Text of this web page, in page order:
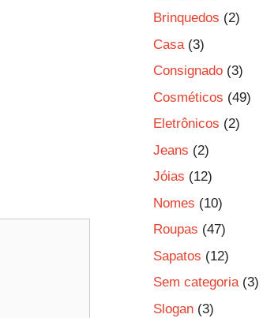
Brinquedos (2)
Casa (3)
Consignado (3)
Cosméticos (49)
Eletrônicos (2)
Jeans (2)
Jóias (12)
Nomes (10)
Roupas (47)
Sapatos (12)
Sem categoria(3)
Slogan (3)